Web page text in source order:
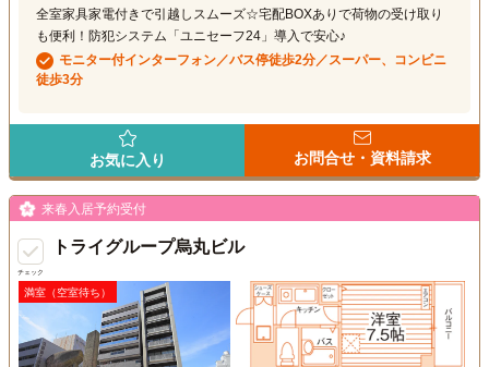
全室家具家電付きで引越しスムーズ☆宅配BOXありで荷物の受け取り
も便利！防犯システム「ユニセーフ24」導入で安心♪
モニター付インターフォン／バス停徒歩2分／スーパー、コンビニ
徒歩3分
お気に入り お問合せ・資料請求
チェック
来春入居予約受付
トライグループ烏丸ビル
満室（空室待ち）